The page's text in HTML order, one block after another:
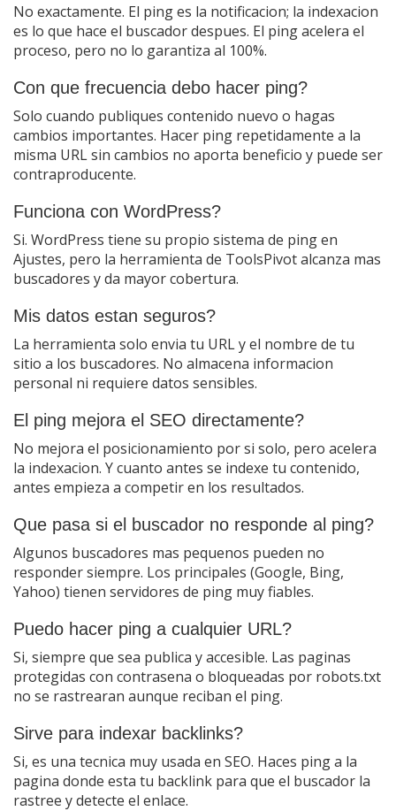
No exactamente. El ping es la notificacion; la indexacion
es lo que hace el buscador despues. El ping acelera el
proceso, pero no lo garantiza al 100%.
Con que frecuencia debo hacer ping?
Solo cuando publiques contenido nuevo o hagas
cambios importantes. Hacer ping repetidamente a la
misma URL sin cambios no aporta beneficio y puede ser
contraproducente.
Funciona con WordPress?
Si. WordPress tiene su propio sistema de ping en
Ajustes, pero la herramienta de ToolsPivot alcanza mas
buscadores y da mayor cobertura.
Mis datos estan seguros?
La herramienta solo envia tu URL y el nombre de tu
sitio a los buscadores. No almacena informacion
personal ni requiere datos sensibles.
El ping mejora el SEO directamente?
No mejora el posicionamiento por si solo, pero acelera
la indexacion. Y cuanto antes se indexe tu contenido,
antes empieza a competir en los resultados.
Que pasa si el buscador no responde al ping?
Algunos buscadores mas pequenos pueden no
responder siempre. Los principales (Google, Bing,
Yahoo) tienen servidores de ping muy fiables.
Puedo hacer ping a cualquier URL?
Si, siempre que sea publica y accesible. Las paginas
protegidas con contrasena o bloqueadas por robots.txt
no se rastrearan aunque reciban el ping.
Sirve para indexar backlinks?
Si, es una tecnica muy usada en SEO. Haces ping a la
pagina donde esta tu backlink para que el buscador la
rastree y detecte el enlace.